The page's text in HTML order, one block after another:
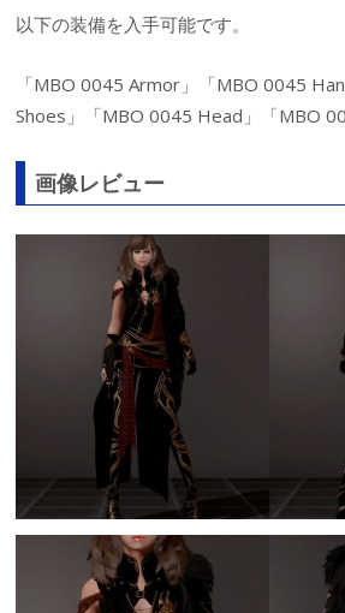
以下の装備を入手可能です。
「MBO 0045 Armor」「MBO 0045
Shoes」「MBO 0045 Head」「MBO
画像レビュー